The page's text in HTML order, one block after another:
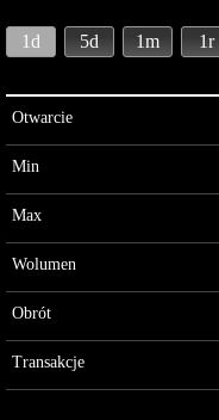
1d 5d 1m 1r
Otwarcie
Min
Max
Wolumen
Obrót
Transakcje